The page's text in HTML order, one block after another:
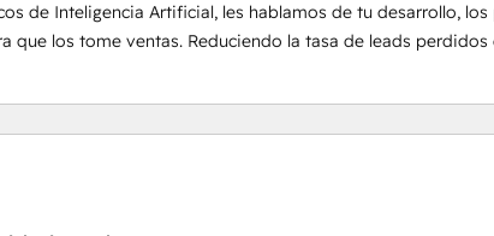
de Inteligencia Artificial, les hablamos de tu desarrollo,
que los tome ventas. Reduciendo la tasa de leads perdidos